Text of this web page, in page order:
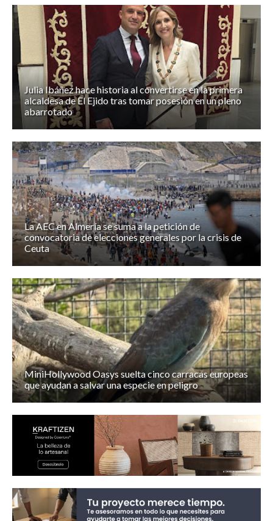
Julia Ibáñez hace historia al convertirse en la primera
alcaldesa de El Ejido tras tomar posesión en un pleno
abarrotado
La AEC en Almería se suma a la petición de
convocatoria de elecciones generales por la crisis de
Ceuta
MiniHollywood Oasys suelta cinco carracas europeas
que ayudan a salvar una especie en peligro